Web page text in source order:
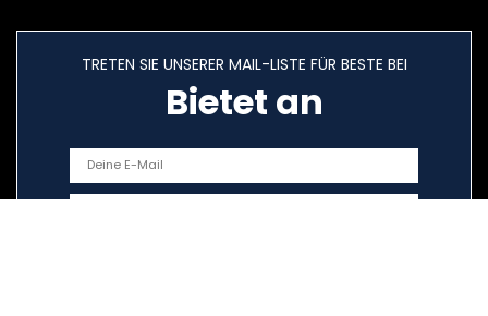
TRETEN SIE UNSERER MAIL-LISTE FÜR BESTE BEI
Bietet an